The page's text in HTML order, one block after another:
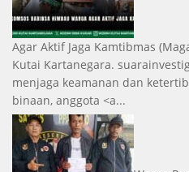
Agar Aktif Jaga Kamtibmas
Kutai Kartanegara.
menjaga keamanan dan
binaan, anggota <a...